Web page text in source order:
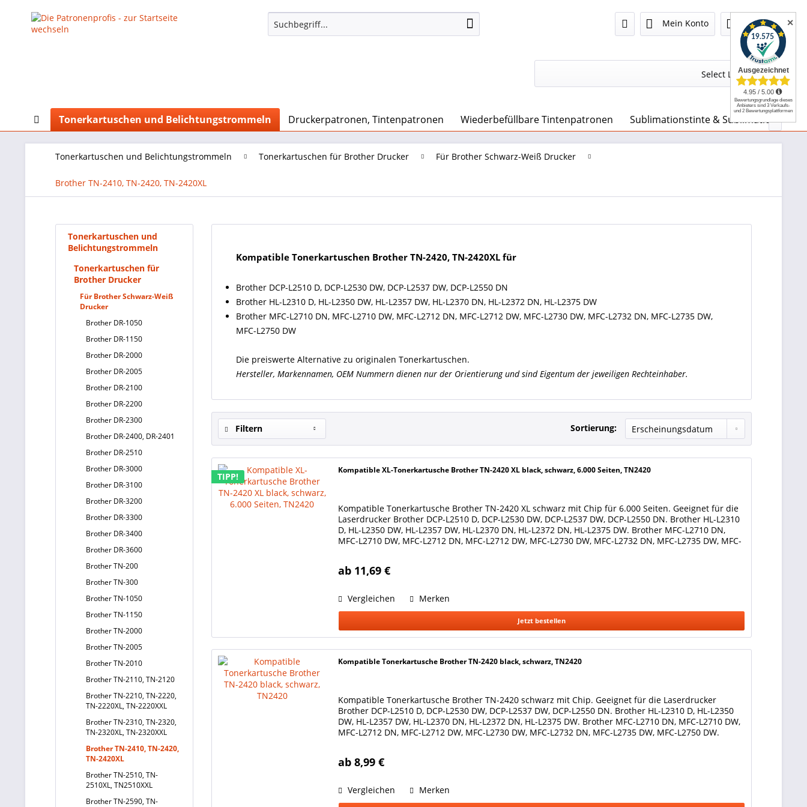
Mein Konto 0,00 €
Select Language▼
Tonerkartuschen und Belichtungstrommeln Druckerpatronen, Tintenpatronen Wiederbefüllbare Tintenpatronen Sublimationstinte & 
Tonerkartuschen und Belichtungstrommeln Tonerkartuschen für Brother Drucker Für Brother Schwarz-Weiß Drucker
Brother TN-2410, TN-2420, TN-2420XL
Tonerkartuschen und
Belichtungstrommeln
Tonerkartuschen für
Brother Drucker
Für Brother Schwarz-Weiß
Drucker
Brother DR-1050
Brother DR-1150
Brother DR-2000
Brother DR-2005
Brother DR-2100
Brother DR-2200
Brother DR-2300
Brother DR-2400, DR-2401
Brother DR-2510
Brother DR-3000
Brother DR-3100
Brother DR-3200
Brother DR-3300
Brother DR-3400
Brother DR-3600
Brother TN-200
Brother TN-300
Brother TN-1050
Brother TN-1150
Brother TN-2000
Brother TN-2005
Brother TN-2010
Brother TN-2110, TN-2120
Brother TN-2210, TN-2220,
TN-2220XL, TN-2220XXL
Brother TN-2310, TN-2320,
TN-2320XL, TN-2320XXL
Brother TN-2410, TN-2420,
TN-2420XL
Brother TN-2510, TN-
2510XL, TN2510XXL
Brother TN-2590, TN-
Kompatible Tonerkartuschen Brother TN-2420, TN-2420XL für
Brother DCP-L2510 D, DCP-L2530 DW, DCP-L2537 DW, DCP-L2550 DN
Brother HL-L2310 D, HL-L2350 DW, HL-L2357 DW, HL-L2370 DN, HL-L2372 DN, HL-L2375 DW
Brother MFC-L2710 DN, MFC-L2710 DW, MFC-L2712 DN, MFC-L2712 DW, MFC-L2730 DW, MFC-L2732 DN, MFC-L2735 DW,
MFC-L2750 DW
Die preiswerte Alternative zu originalen Tonerkartuschen.
Hersteller, Markennamen, OEM Nummern dienen nur der Orientierung und sind Eigentum der jeweiligen Rechteinhaber.
Filtern Sortierung:
TIPP!
Kompatible XL-Tonerkartusche Brother TN-2420 XL black, schwarz, 6.000 Seiten, TN2420
Kompatible Tonerkartusche Brother TN-2420 XL schwarz mit Chip für 6.000 Seiten. Geeignet für die
Laserdrucker Brother DCP-L2510 D, DCP-L2530 DW, DCP-L2537 DW, DCP-L2550 DN. Brother HL-L2310
D, HL-L2350 DW, HL-L2357 DW, HL-L2370 DN, HL-L2372 DN, HL-L2375 DW. Brother MFC-L2710 DN,
MFC-L2710 DW, MFC-L2712 DN, MFC-L2712 DW, MFC-L2730 DW, MFC-L2732 DN, MFC-L2735 DW, MFC-
ab 11,69 €
Vergleichen Merken
Jetzt bestellen
Kompatible Tonerkartusche Brother TN-2420 black, schwarz, TN2420
Kompatible Tonerkartusche Brother TN-2420 schwarz mit Chip. Geeignet für die Laserdrucker
Brother DCP-L2510 D, DCP-L2530 DW, DCP-L2537 DW, DCP-L2550 DN. Brother HL-L2310 D, HL-L2350
DW, HL-L2357 DW, HL-L2370 DN, HL-L2372 DN, HL-L2375 DW. Brother MFC-L2710 DN, MFC-L2710 DW,
MFC-L2712 DN, MFC-L2712 DW, MFC-L2730 DW, MFC-L2732 DN, MFC-L2735 DW, MFC-L2750 DW.
ab 8,99 €
Vergleichen Merken
✕